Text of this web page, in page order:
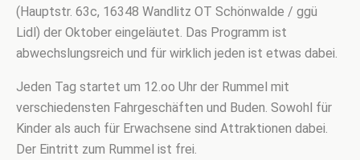
(Hauptstr. 63c, 16348 Wandlitz OT Schönwalde / ggü
Lidl) der Oktober eingeläutet. Das Programm ist
abwechslungsreich und für wirklich jeden ist etwas dabei.
Jeden Tag startet um 12.oo Uhr der Rummel mit
verschiedensten Fahrgeschäften und Buden. Sowohl für
Kinder als auch für Erwachsene sind Attraktionen dabei.
Der Eintritt zum Rummel ist frei.